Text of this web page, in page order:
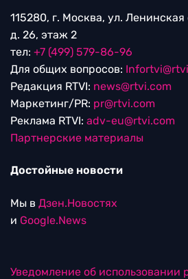
115280, г. Москва, ул. Ленинская
д. 26, этаж 2
тел: +7 (499) 579-86-96
Для общих вопросов:
Редакция RTVI: news@rtvi.com
Маркетинг/PR: pr@rtvi.com
Реклама RTVI: adv-eu@rtvi.com
Партнерские материалы
Достойные новости
Мы в Дзен.Новостях
и Google.News
Уведомление об использовании